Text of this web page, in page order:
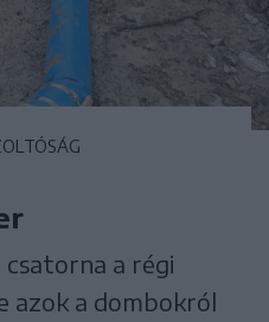
a régi
azok a dombokról